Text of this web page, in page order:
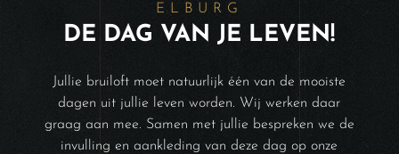
ELBURG
DE DAG VAN JE LEVEN!
Jullie bruiloft moet natuurlijk één van de mooiste
dagen uit jullie leven worden. Wij werken daar
graag aan mee. Samen met jullie bespreken we de
invulling en aankleding van deze dag op onze